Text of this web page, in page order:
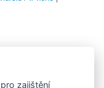
zajištění